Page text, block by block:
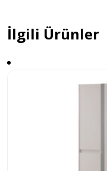
İlgili Ürünler